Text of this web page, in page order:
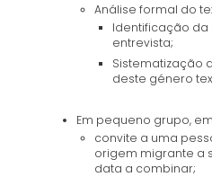
Análise formal do
Identificação da
entrevista;
Sistematização
deste género
Em pequeno grupo,
convite a uma
origem migrante a
data a combinar;